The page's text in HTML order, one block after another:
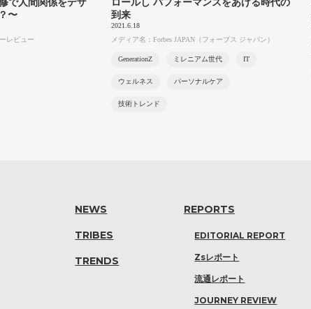
で人間関係をデザ
〜
レビュー
ロールし パフォーマンスをあげる時代の
到来
2021.6.18
メディア名：Forbes JAPAN（フォーブス ジャパン）
GenerationZ ミレニアム世代 IT
ウェルネス パーソナルケア
技術トレンド
NEWS
TRIBES
TRENDS
REPORTS
EDITORIAL REPORT
Zsレポート
流通レポート
JOURNEY REVIEW